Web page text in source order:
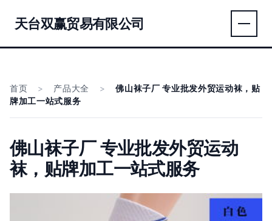
天台双赢贸易有限公司
首页 > 产品大全 >
佛山袜子厂 专业批发外贸运动袜，贴
牌加工一站式服务
佛山袜子厂 专业批发外贸运动
袜，贴牌加工一站式服务